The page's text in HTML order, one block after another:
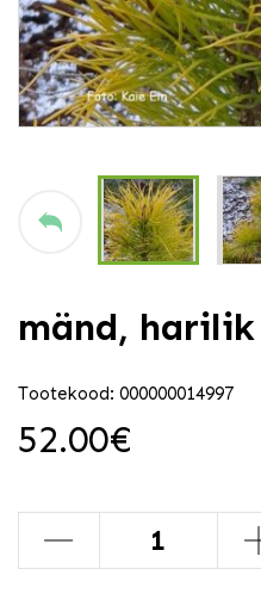
mänd, harilik
Tootekood: 000000014997
52.00€
-